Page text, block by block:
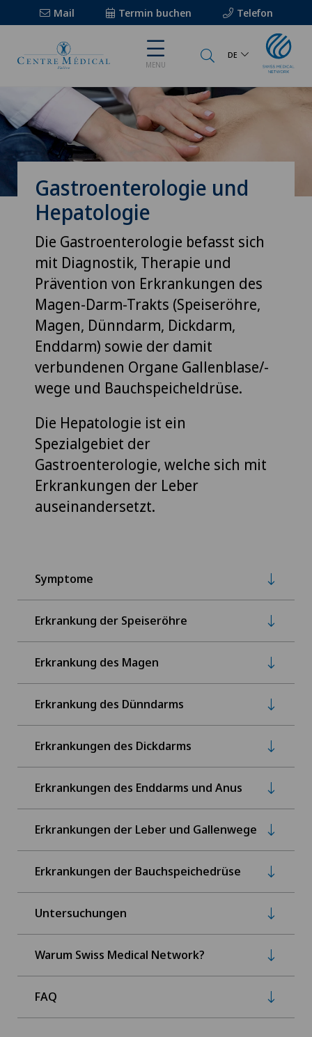
Mail Termin buchen Telefon
MENU
DE
Gastroenterologie und
Hepatologie
Die Gastroenterologie befasst sich
mit Diagnostik, Therapie und
Prävention von Erkrankungen des
Magen-Darm-Trakts (Speiseröhre,
Magen, Dünndarm, Dickdarm,
Enddarm) sowie der damit
verbundenen Organe Gallenblase/-
wege und Bauchspeicheldrüse.
Die Hepatologie ist ein
Spezialgebiet der
Gastroenterologie, welche sich mit
Erkrankungen der Leber
auseinandersetzt.
Symptome
Erkrankung der Speiseröhre
Erkrankung des Magen
Erkrankung des Dünndarms
Erkrankungen des Dickdarms
Erkrankungen des Enddarms und Anus
Erkrankungen der Leber und Gallenwege
Erkrankungen der Bauchspeichedrüse
Untersuchungen
Warum Swiss Medical Network?
FAQ